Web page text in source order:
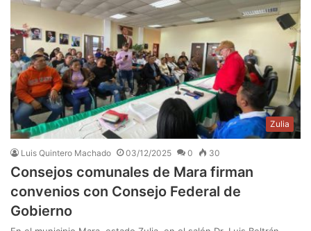
Zulia
Luis Quintero Machado 03/12/2025 0 30
Consejos comunales de Mara firman
convenios con Consejo Federal de
Gobierno